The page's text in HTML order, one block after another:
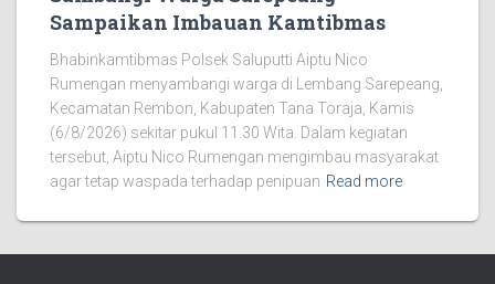
Sampaikan Imbauan Kamtibmas
Bhabinkamtibmas Polsek Saluputti Aiptu Nico
Rumengan menyambangi warga di Lembang Sarepeang,
Kecamatan Rembon, Kabupaten Tana Toraja, Kamis
(6/8/2026) sekitar pukul 11.30 Wita. Dalam kegiatan
tersebut, Aiptu Nico Rumengan mengimbau masyarakat
agar tetap waspada terhadap penipuan Read more